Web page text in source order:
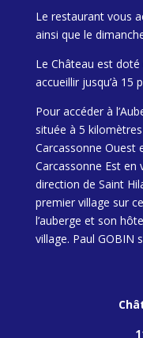
Le restaurant vous
ainsi que le
Le Château est doté
accueillir jusqu’à 15
Pour accéder à
située à 5
Carcassonne Ouest
Carcassonne Est en
direction de Saint
premier village sur
l’auberge et son
village. Paul GOBIN